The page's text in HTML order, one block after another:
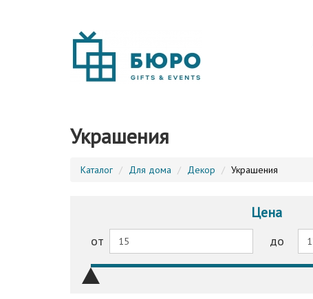
Украшения
Каталог Для дома Декор Украшения
Цена
от до